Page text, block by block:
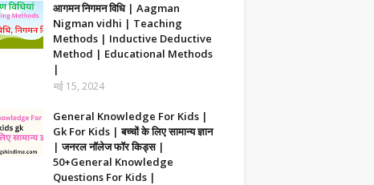
आगमन निगमन विधि | Aagman
Nigman vidhi | Teaching
Methods | Inductive Deductive
Method | Educational Methods
|
मई 15, 2024
General Knowledge For Kids |
Gk For Kids | बच्चों के लिए सामान्य ज्ञान
| जनरल नॉलेज फॉर किड्स |
50+General Knowledge
Questions For Kids |